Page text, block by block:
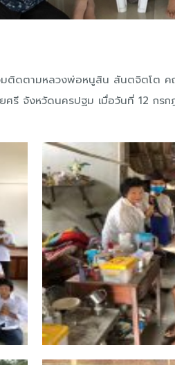
ดตามหลวงพ่อหนูสิน สันตจิตโต
รี จังหวัดนครปฐม เมื่อวันที่ 12 กรก